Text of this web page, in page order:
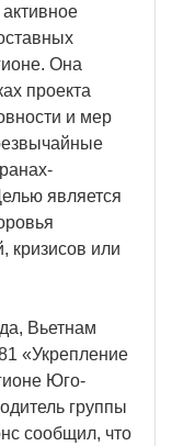
Она
проекта
и мер
является
кризисов или
Вьетнам
«Укрепление
Юго-
группы
сообщил, что